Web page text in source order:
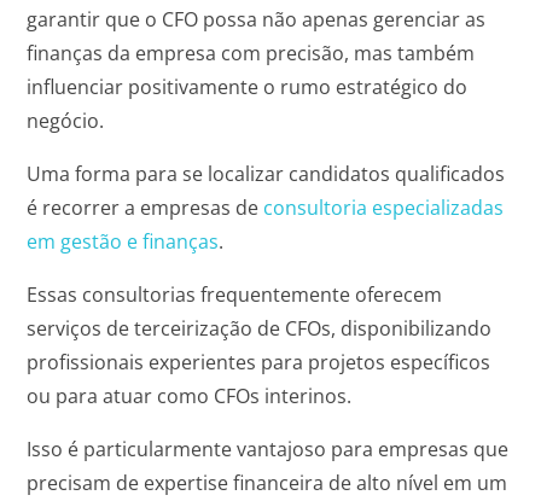
garantir que o CFO possa não apenas gerenciar as
finanças da empresa com precisão, mas também
influenciar positivamente o rumo estratégico do
negócio.
Uma forma para se localizar candidatos qualificados
é recorrer a empresas de consultoria especializadas
em gestão e finanças.
Essas consultorias frequentemente oferecem
serviços de terceirização de CFOs, disponibilizando
profissionais experientes para projetos específicos
ou para atuar como CFOs interinos.
Isso é particularmente vantajoso para empresas que
precisam de expertise financeira de alto nível em um